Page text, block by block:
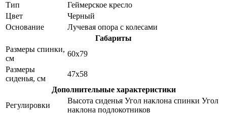
Тип
Геймерское кресло
Цвет
Черный
Основание
Лучевая опора с колесами
Габариты
Размеры спинки,
см
60x79
Размеры
сиденья, см
47x58
Дополнительные характеристики
Регулировки
Высота сиденья Угол наклона спинки Угол
наклона подлокотников